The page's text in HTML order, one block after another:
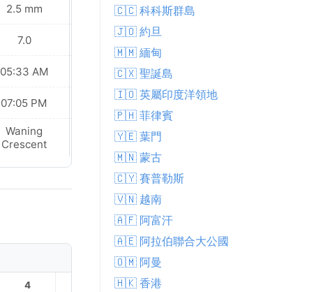
2.5 mm
7.0
05:33 AM
07:05 PM
Waning
Crescent
0.7 mm
8.0
05:34 AM
07:04 PM
Waning
Crescent
4 6
🇨🇨 科科斯群島
🇯🇴 約旦
🇲🇲 緬甸
🇨🇽 聖誕島
🇮🇴 英屬印度洋領地
🇵🇭 菲律賓
🇾🇪 葉門
🇲🇳 蒙古
🇨🇾 賽普勒斯
🇻🇳 越南
🇦🇫 阿富汗
🇦🇪 阿拉伯聯合大公國
🇴🇲 阿曼
🇭🇰 香港